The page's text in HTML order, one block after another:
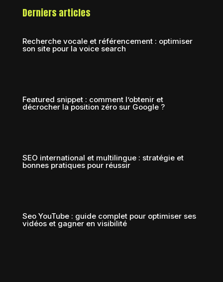
Derniers articles
Recherche vocale et référencement : optimiser
son site pour la voice search
Featured snippet : comment l’obtenir et
décrocher la position zéro sur Google ?
SEO international et multilingue : stratégie et
bonnes pratiques pour réussir
Seo YouTube : guide complet pour optimiser ses
vidéos et gagner en visibilité